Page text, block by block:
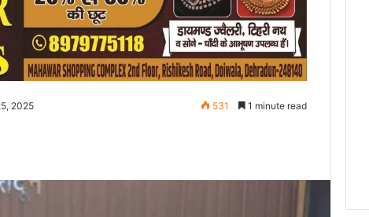
2025 531 1 minute read